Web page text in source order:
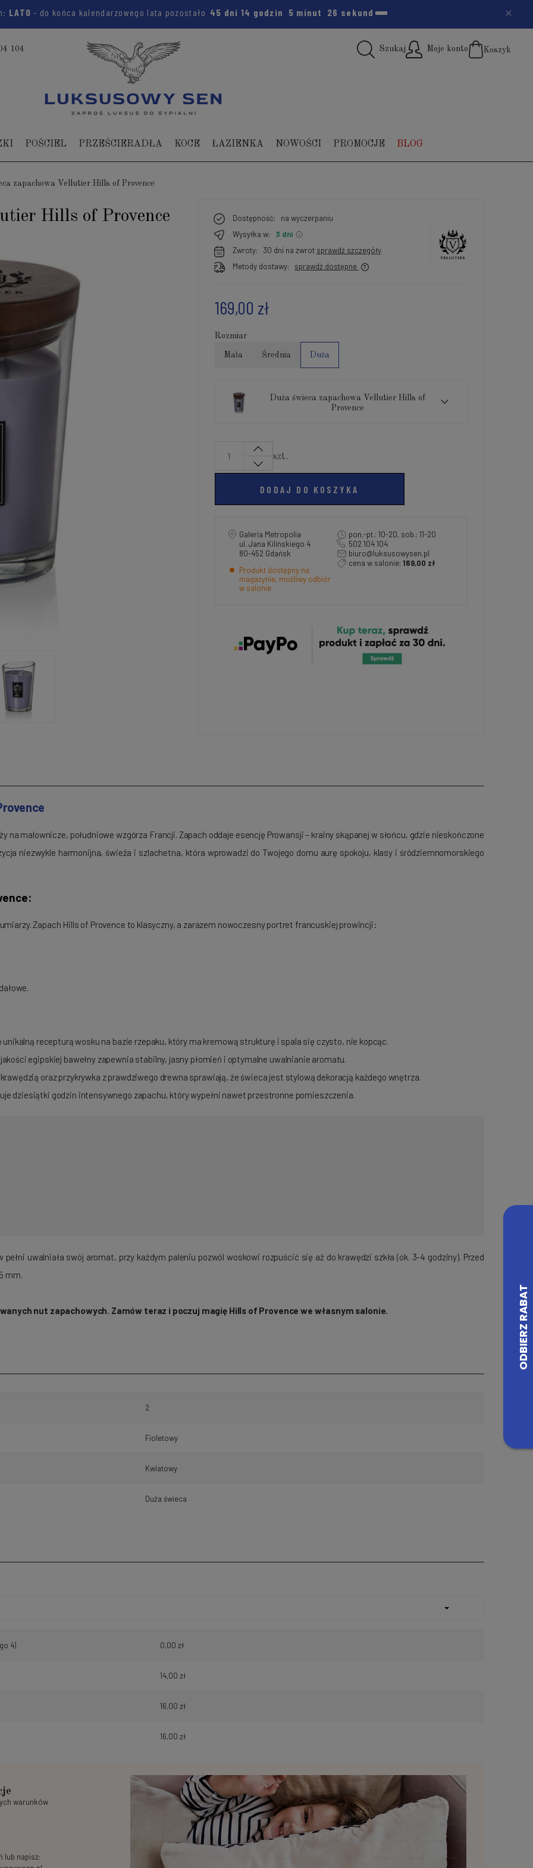
LATO - do końca kalendarzowego lata pozostało 45 dni 14 godzin 5 minut 25 sekund
104 Szukaj Moje konto Koszyk
POŚCIEL PRZEŚCIERADŁA KOCE ŁAZIENKA NOWOŚCI PROMOCJE BLOG
zapachowa Vellutier Hills of Provence
Hills of Provence Dostępność:
na wyczerpaniu
Wysyłka w:
3 dni
Zwroty:
30 dni na zwrot sprawdź szczegóły
Metody dostawy:
sprawdź dostępne
169,00 zł
Rozmiar
Mała Średnia Duża
Duża świeca zapachowa Vellutier Hills of
Provence
szt.
DODAJ DO KOSZYKA
Galeria Metropolia
ul. Jana Kilińskiego 4
80-452 Gdańsk
Produkt dostępny na
magazynie, możliwy odbiór
w salonie
pon.-pt.: 10-20, sob.: 11-20
502 104 104
biuro@luksusowysen.pl
cena w salonie: 169,00 zł
na malownicze, południowe wzgórza Francji. Zapach oddaje esencję Prowansji – krainy skąpanej w słońcu, gdzie nieskończone
niezwykle harmonijna, świeża i szlachetna, która wprowadzi do Twojego domu aurę spokoju, klasy i śródziemnomorskiego
Zapach Hills of Provence to klasyczny, a zarazem nowoczesny portret francuskiej prowincji:
recepturą wosku na bazie rzepaku, który ma kremową strukturę i spala się czysto, nie kopcąc.
egipskiej bawełny zapewnia stabilny, jasny płomień i optymalne uwalnianie aromatu.
oraz przykrywka z prawdziwego drewna sprawiają, że świeca jest stylową dekoracją każdego wnętrza.
dziesiątki godzin intensywnego zapachu, który wypełni nawet przestronne pomieszczenia.
uwalniała swój aromat, przy każdym paleniu pozwól woskowi rozpuścić się aż do krawędzi szkła (ok. 3-4 godziny). Przed
mm.
nut zapachowych. Zamów teraz i poczuj magię Hills of Provence we własnym salonie.
2
Fioletowy
Kwiatowy
Duża świeca
4) 0,00 zł
14,00 zł
16,00 zł
16,00 zł
warunków
lub napisz: